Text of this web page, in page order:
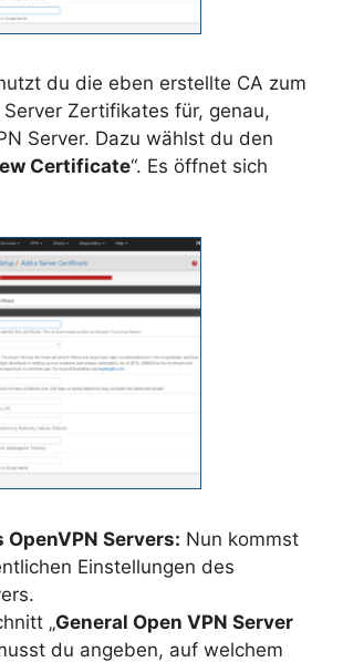
du die eben erstellte CA zum
Zertifikates für, genau,
Server. Dazu wählst du den
Certificate“. Es öffnet sich
Servers: Nun kommst
Einstellungen des
„General Open VPN Server
du angeben, auf welchem